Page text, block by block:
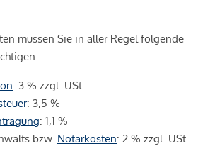
müssen Sie in aller Regel folgende
: 3 % zzgl. USt.
: 3,5 %
: 1,1 %
bzw. Notarkosten: 2 % zzgl. USt.